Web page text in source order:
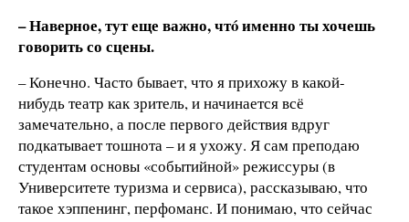
– Наверное, тут еще важно, чтó именно ты хочешь
говорить со сцены.
– Конечно. Часто бывает, что я прихожу в какой-
нибудь театр как зритель, и начинается всё
замечательно, а после первого действия вдруг
подкатывает тошнота – и я ухожу. Я сам преподаю
студентам основы «событийной» режиссуры (в
Университете туризма и сервиса), рассказываю, что
такое хэппенинг, перфоманс. И понимаю, что сейчас